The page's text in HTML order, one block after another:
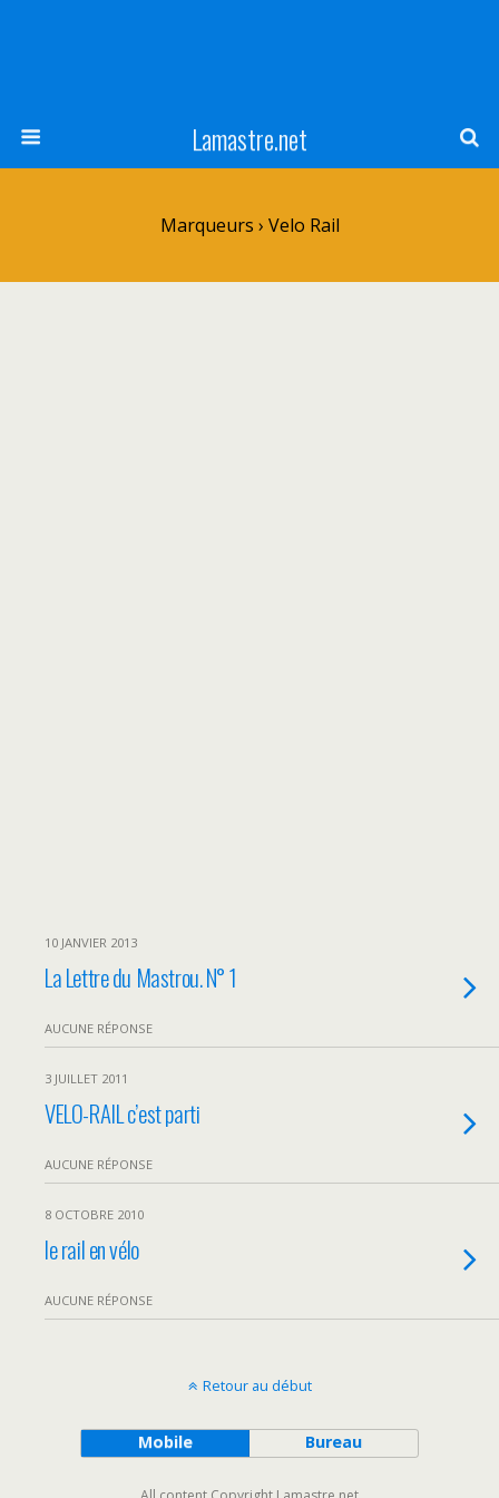
Lamastre.net
Marqueurs › Velo Rail
10 JANVIER 2013
La Lettre du Mastrou. N° 1
AUCUNE RÉPONSE
3 JUILLET 2011
VELO-RAIL c’est parti
AUCUNE RÉPONSE
8 OCTOBRE 2010
le rail en vélo
AUCUNE RÉPONSE
Retour au début
Mobile Bureau